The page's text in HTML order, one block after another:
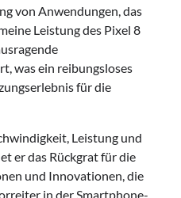
von Anwendungen, das
Leistung des Pixel 8
was ein reibungsloses
für die
Leistung und
er das Rückgrat für die
und Innovationen, die
in der Smartphone-